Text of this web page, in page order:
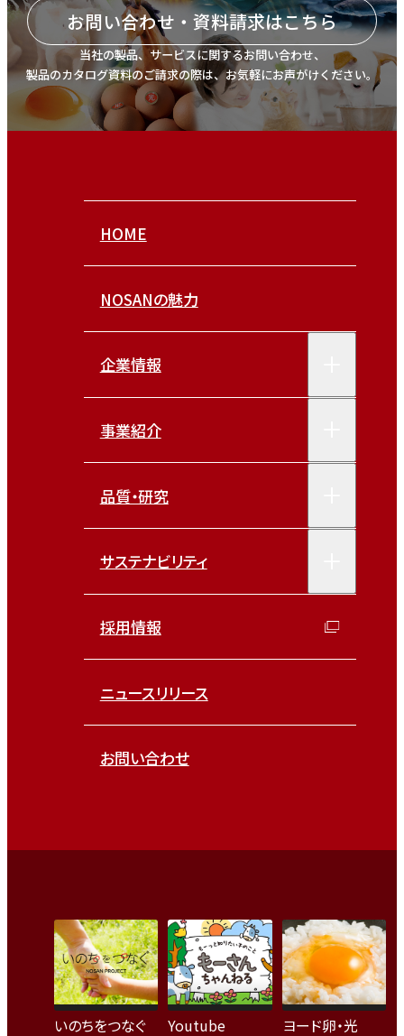
お問い合わせ・資料請求はこちら
当社の製品、サービスに関するお問い合わせ、
製品のカタログ資料のご請求の際は、お気軽にお声がけください。
HOME
NOSANの魅力
企業情報
事業紹介
品質・研究
サステナビリティ
採用情報
ニュースリリース
お問い合わせ
いのちをつなぐ Youtube ヨード卵・光